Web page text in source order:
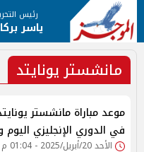
رئيس
ياسر
مانشستر يونايتد
موعد مباراة مانشستر
في الدوري الإنجليزي اليوم
الأحد 20/أبريل/2025 - 01:04 م